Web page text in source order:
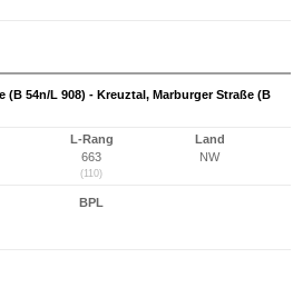
(B 54n/L 908) - Kreuztal, Marburger Straße (B
L-Rang
663
(110)
Land
NW
BPL